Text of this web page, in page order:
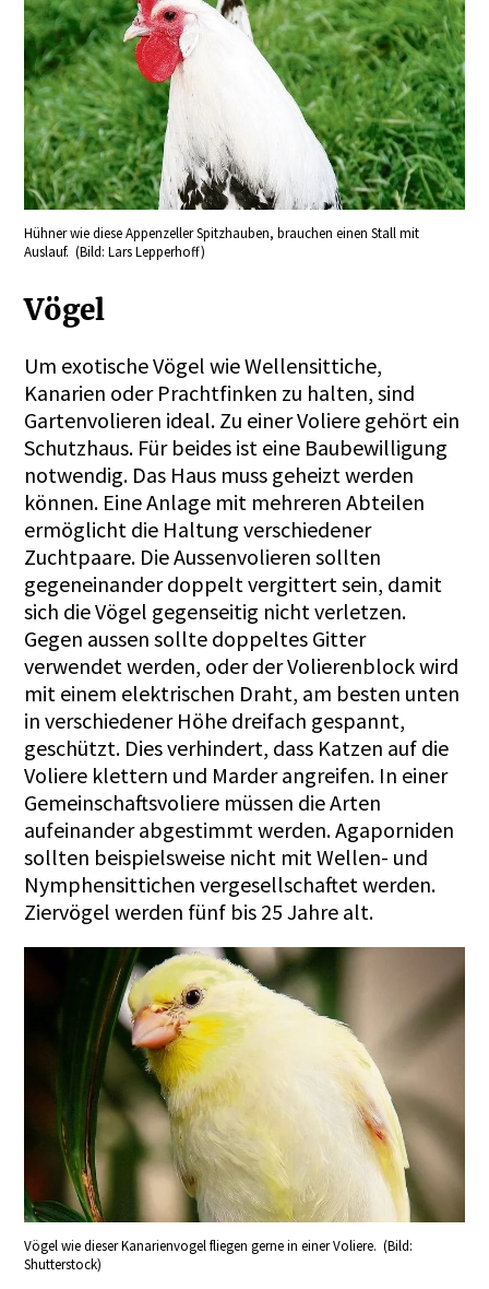
Hühner wie diese Appenzeller Spitzhauben, brauchen einen Stall mit
Auslauf. (Bild: Lars Lepperhoff)
Vögel
Um exotische Vögel wie Wellensittiche,
Kanarien oder Prachtfinken zu halten, sind
Gartenvolieren ideal. Zu einer Voliere gehört ein
Schutzhaus. Für beides ist eine Baubewilligung
notwendig. Das Haus muss geheizt werden
können. Eine Anlage mit mehreren Abteilen
ermöglicht die Haltung verschiedener
Zuchtpaare. Die Aussenvolieren sollten
gegeneinander doppelt vergittert sein, damit
sich die Vögel gegenseitig nicht verletzen.
Gegen aussen sollte doppeltes Gitter
verwendet werden, oder der Volierenblock wird
mit einem elektrischen Draht, am besten unten
in verschiedener Höhe dreifach gespannt,
geschützt. Dies verhindert, dass Katzen auf die
Voliere klettern und Marder angreifen. In einer
Gemeinschaftsvoliere müssen die Arten
aufeinander abgestimmt werden. Agaporniden
sollten beispielsweise nicht mit Wellen- und
Nymphensittichen vergesellschaftet werden.
Ziervögel werden fünf bis 25 Jahre alt.
Vögel wie dieser Kanarienvogel fliegen gerne in einer Voliere. (Bild:
Shutterstock)